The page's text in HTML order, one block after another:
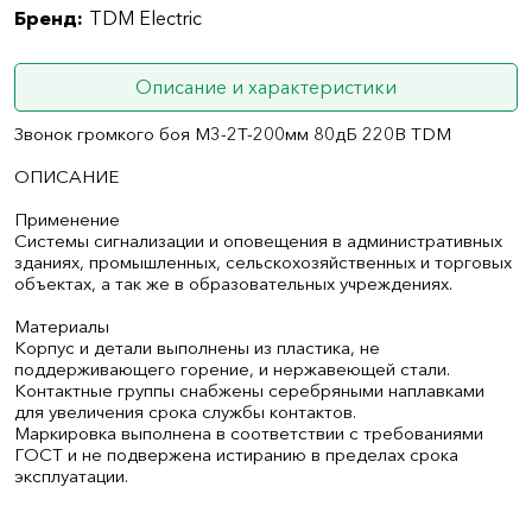
Бренд: TDM Electric
Описание и характеристики
Звонок громкого боя М3-2Т-200мм 80дБ 220В TDM
ОПИСАНИЕ
Применение
Системы сигнализации и оповещения в административных
зданиях, промышленных, сельскохозяйственных и торговых
объектах, а так же в образовательных учреждениях.
Материалы
Корпус и детали выполнены из пластика, не
поддерживающего горение, и нержавеющей стали.
Контактные группы снабжены серебряными наплавками
для увеличения срока службы контактов.
Маркировка выполнена в соответствии с требованиями
ГОСТ и не подвержена истиранию в пределах срока
эксплуатации.